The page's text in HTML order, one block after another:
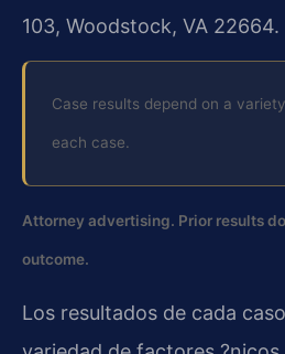
103, Woodstock, VA 22664.
Case results depend on a
each case.
Attorney advertising. Prior results
outcome.
Los resultados de cada